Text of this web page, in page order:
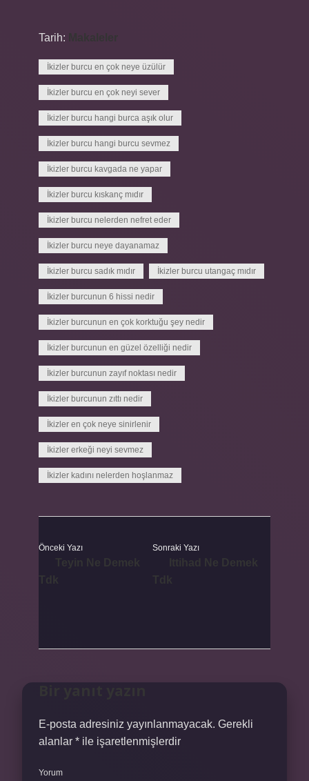
Tarih:
İkizler burcu en çok neye üzülür
İkizler burcu en çok neyi sever
İkizler burcu hangi burca aşık olur
İkizler burcu hangi burcu sevmez
İkizler burcu kavgada ne yapar
İkizler burcu kıskanç mıdır
İkizler burcu nelerden nefret eder
İkizler burcu neye dayanamaz
İkizler burcu sadık mıdır İkizler burcu utangaç mıdır
İkizler burcunun 6 hissi nedir
İkizler burcunun en çok korktuğu şey nedir
İkizler burcunun en güzel özelliği nedir
İkizler burcunun zayıf noktası nedir
İkizler burcunun zıttı nedir
İkizler en çok neye sinirlenir
İkizler erkeği neyi sevmez
İkizler kadını nelerden hoşlanmaz
Önceki Yazı Sonraki Yazı
E-posta adresiniz yayınlanmayacak. Gerekli
alanlar * ile işaretlenmişlerdir
Yorum